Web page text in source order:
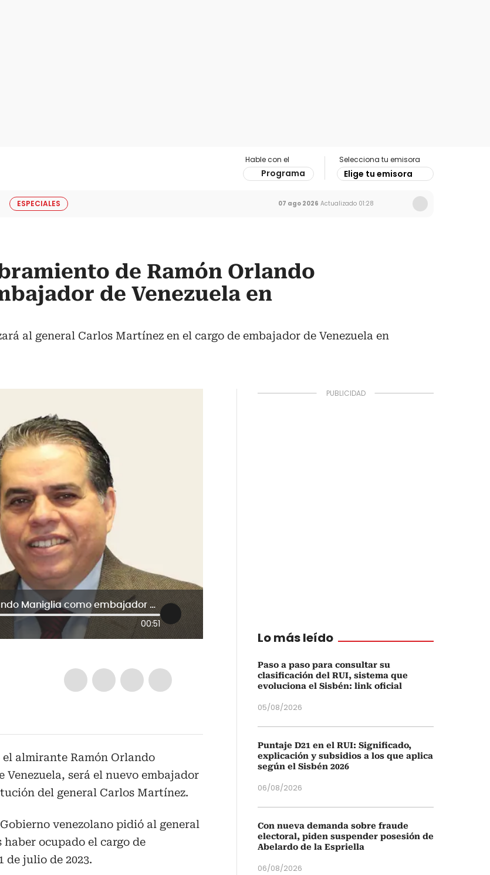
Hable con el
Programa
Selecciona tu emisora
Elige tu emisora
ESPECIALES 07 ago 2026 Actualizado 01:28
de Ramón Orlando
de Venezuela en
al general Carlos Martínez en el cargo de embajador de Venezuela en
Se confirma nombramiento de Ramón Orlando Maniglia como embajador de Venezuela en Colombia
00:51
almirante Ramón Orlando
será el nuevo embajador
del general Carlos Martínez.
venezolano pidió al general
ocupado el cargo de
de julio de 2023.
Lo más leído
Paso a paso para consultar su
clasificación del RUI, sistema que
evoluciona el Sisbén: link oficial
05/08/2026
Puntaje D21 en el RUI: Significado,
explicación y subsidios a los que aplica
según el Sisbén 2026
06/08/2026
Con nueva demanda sobre fraude
electoral, piden suspender posesión de
Abelardo de la Espriella
06/08/2026